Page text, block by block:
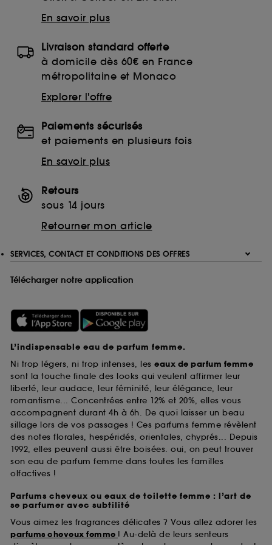
En savoir plus
Livraison standard offerte
à domicile dès 60€ en France
métropolitaine et Monaco
Explorer l'offre
Paiements sécurisés
et paiements en plusieurs fois
En savoir plus
Retours
sous 14 jours
Retourner mon article
SERVICES, CONTACT ET CONDITIONS DES OFFRES
Télécharger notre application
L’indispensable eau de parfum femme.
Ni trop légers, ni trop intenses, les eaux de parfum femme
sont la touche finale des looks qui veulent affirmer leur
liberté, leur audace, leur féminité, leur élégance, leur
romantisme... Concentrées entre 12% et 20%, elles vous
accompagnent durant 4h à 6h. De quoi laisser un beau
sillage lors de vos passages ! Ces parfums femme révèlent
des notes florales, hespéridés, orientales, chyprés... Depuis
1992, elles peuvent aussi être boisées. oui, on peut trouver
son eau de parfum femme dans toutes les familles
olfactives !
Parfums cheveux ou eaux de toilette femme : l’art de
se parfumer avec subtilité
Vous aimez les fragrances délicates ? Vous allez adorer les
parfums cheveux femme ! Au-delà de leurs senteurs
collectées ou générées lors de votre activité en ligne
sur "continuer sans accepter". Voous pouvez à tout
moment choisir de retirer votrte consentement. Si vous
souhaitez obtenir plus d'information sur les cookies
utilisés, cliquezici.